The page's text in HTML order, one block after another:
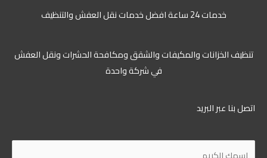
خدمات 24 ساعة افضل خدمات نقل العفش والتنظيف
تنظيف الخزانات والمكيفات والشقق ومكافحة الحشرات ونقل العفش
في شركة واحدة
اتصل بنا عبر البريد